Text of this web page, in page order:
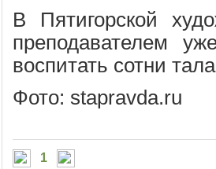
В Пятигорской
преподавателем
воспитать сотни
Фото: stapravda.ru
1